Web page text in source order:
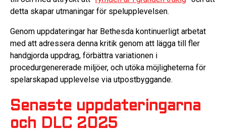
detta skapar utmaningar för spelupplevelsen.
Genom uppdateringar har Bethesda kontinuerligt arbetat
med att adressera denna kritik genom att lägga till fler
handgjorda uppdrag, förbättra variationen i
procedurgenererade miljöer, och utöka möjligheterna för
spelarskapad upplevelse via utpostbyggande.
Senaste uppdateringarna
och DLC 2025